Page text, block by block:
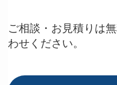
ご相談・お見積りは
わせください。